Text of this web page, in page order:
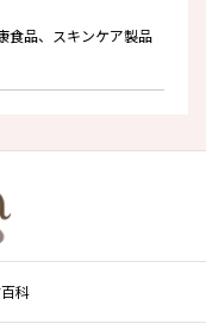
食品、スキンケア製品
科